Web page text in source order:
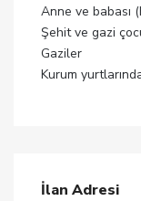
Anne ve babası
Şehit ve gazi
Gaziler
Kurum
İlan Adresi